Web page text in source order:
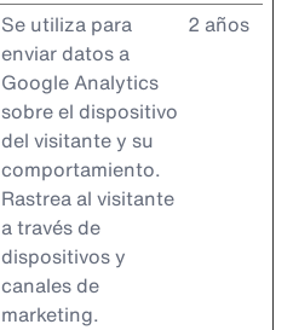
Se utiliza para
enviar datos a
Google Analytics
sobre el dispositivo
del visitante y su
comportamiento.
Rastrea al visitante
a través de
dispositivos y
canales de
marketing.
2 años